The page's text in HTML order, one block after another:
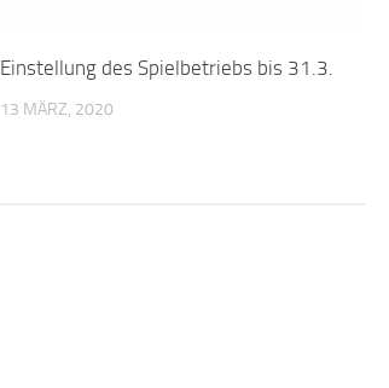
Einstellung des Spielbetriebs bis 31.3.
13 MÄRZ, 2020